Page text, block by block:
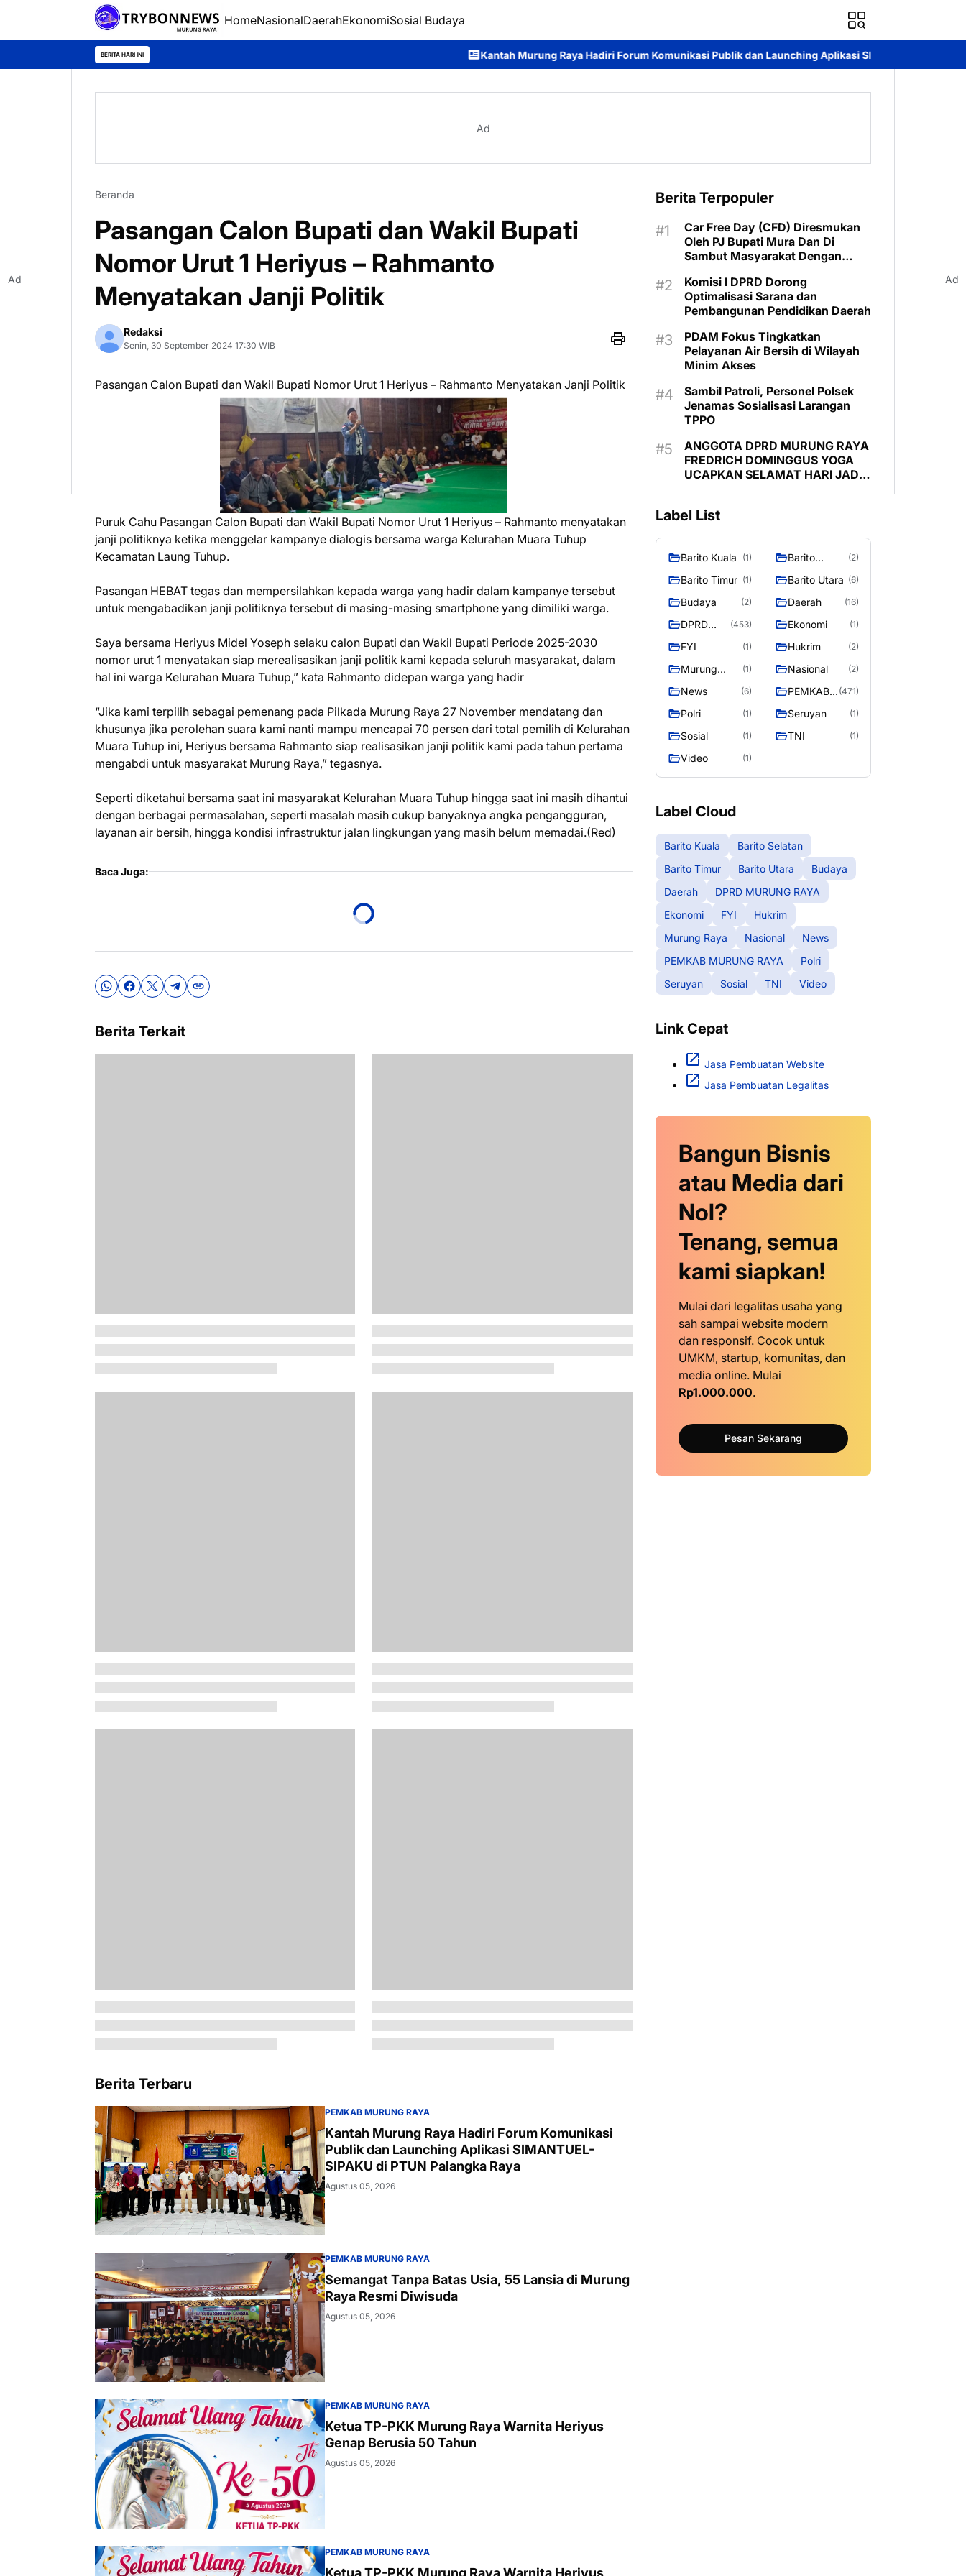
HomeNasionalDaerahEkonomiSosial Budaya
BERITA HARI INI Kantah Murung Raya Hadiri Forum Komunikasi Publik dan Launching Aplikasi SIMANTUEL-SIPAKU di PTUN Palangka
Ad
Beranda
Pasangan Calon Bupati dan Wakil Bupati
Nomor Urut 1 Heriyus – Rahmanto
Menyatakan Janji Politik
Redaksi
Senin, 30 September 2024 17:30 WIB
Pasangan Calon Bupati dan Wakil Bupati Nomor Urut 1 Heriyus – Rahmanto Menyatakan Janji Politik
Puruk Cahu Pasangan Calon Bupati dan Wakil Bupati Nomor Urut 1 Heriyus – Rahmanto menyatakan
janji politiknya ketika menggelar kampanye dialogis bersama warga Kelurahan Muara Tuhup
Kecamatan Laung Tuhup.
Pasangan HEBAT tegas dan mempersilahkan kepada warga yang hadir dalam kampanye tersebut
untuk mengabadikan janji politiknya tersebut di masing-masing smartphone yang dimiliki warga.
Saya bersama Heriyus Midel Yoseph selaku calon Bupati dan Wakil Bupati Periode 2025-2030
nomor urut 1 menyatakan siap merealisasikan janji politik kami kepada seluruh masyarakat, dalam
hal ini warga Kelurahan Muara Tuhup,” kata Rahmanto didepan warga yang hadir
“Jika kami terpilih sebagai pemenang pada Pilkada Murung Raya 27 November mendatang dan
khusunya jika perolehan suara kami nanti mampu mencapai 70 persen dari total pemilih di Kelurahan
Muara Tuhup ini, Heriyus bersama Rahmanto siap realisasikan janji politik kami pada tahun pertama
mengabdi untuk masyarakat Murung Raya,” tegasnya.
Seperti diketahui bersama saat ini masyarakat Kelurahan Muara Tuhup hingga saat ini masih dihantui
dengan berbagai permasalahan, seperti masalah masih cukup banyaknya angka pengangguran,
layanan air bersih, hingga kondisi infrastruktur jalan lingkungan yang masih belum memadai.(Red)
Baca Juga:
Berita Terkait
Berita Terbaru
PEMKAB MURUNG RAYA
Kantah Murung Raya Hadiri Forum Komunikasi
Publik dan Launching Aplikasi SIMANTUEL-
SIPAKU di PTUN Palangka Raya
Agustus 05, 2026
PEMKAB MURUNG RAYA
Semangat Tanpa Batas Usia, 55 Lansia di Murung
Raya Resmi Diwisuda
Agustus 05, 2026
PEMKAB MURUNG RAYA
Ketua TP-PKK Murung Raya Warnita Heriyus
Genap Berusia 50 Tahun
Agustus 05, 2026
PEMKAB MURUNG RAYA
Ketua TP-PKK Murung Raya Warnita Heriyus
Berita Terpopuler
Car Free Day (CFD) Diresmukan
Oleh PJ Bupati Mura Dan Di
Sambut Masyarakat Dengan
Komisi I DPRD Dorong
Optimalisasi Sarana dan
Pembangunan Pendidikan Daerah
PDAM Fokus Tingkatkan
Pelayanan Air Bersih di Wilayah
Minim Akses
Sambil Patroli, Personel Polsek
Jenamas Sosialisasi Larangan
TPPO
ANGGOTA DPRD MURUNG RAYA
FREDRICH DOMINGGUS YOGA
UCAPKAN SELAMAT HARI JADI
Label List
Barito Kuala (1)
Barito
(2)
Barito Timur (1) Barito Utara (6)
Budaya (2) Daerah (16)
DPRD
RAYA
(453) Ekonomi (1)
FYI (1) Hukrim (2)
Murung
(1) Nasional (2)
News (6)
PEMKAB
RAYA
(471)
Polri (1) Seruyan (1)
Sosial (1) TNI (1)
Video (1)
Label Cloud
Barito Kuala
Barito Selatan
Barito Timur
Barito Utara
Budaya
Daerah
DPRD MURUNG RAYA
Ekonomi
FYI
Hukrim
Murung Raya
Nasional
News
PEMKAB MURUNG RAYA
Polri
Seruyan
Sosial TNI Video
Link Cepat
Jasa Pembuatan Website
Jasa Pembuatan Legalitas
Bangun Bisnis
atau Media dari
Nol?
Tenang, semua
kami siapkan!
Mulai dari legalitas usaha yang
sah sampai website modern
dan responsif. Cocok untuk
UMKM, startup, komunitas, dan
media online. Mulai
Rp1.000.000.
Pesan Sekarang
Ad Ad